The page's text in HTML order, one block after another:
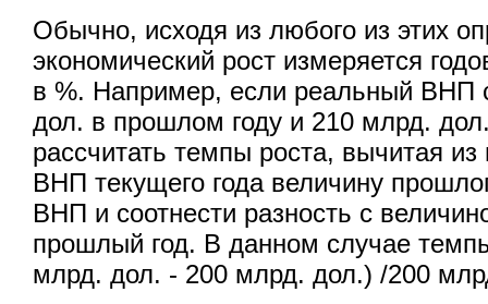
Обычно, исходя из любого из этих
экономический рост измеряется
в %. Например, если реальный ВНП
дол. в прошлом году и 210 млрд.
рассчитать темпы роста, вычитая
ВНП текущего года величину
ВНП и соотнести разность с
прошлый год. В данном случае
млрд. дол. - 200 млрд. дол.) /200